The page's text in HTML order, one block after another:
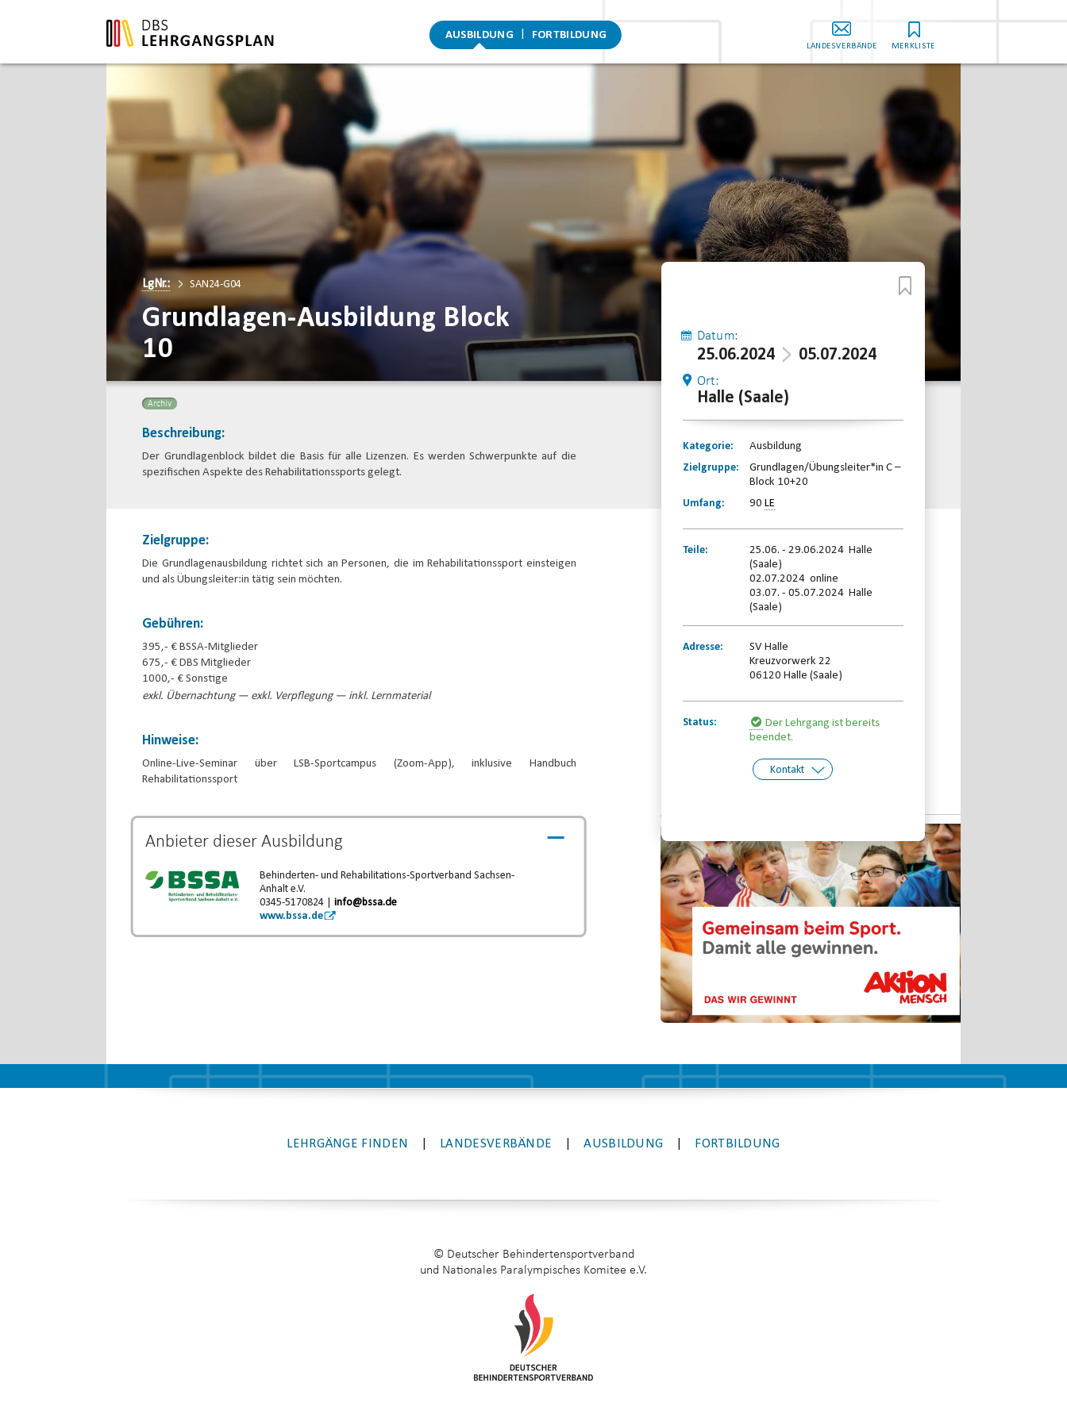
AUSBILDUNG FORTBILDUNG
LANDESVERBÄNDE MERKLISTE
LgNr.: SAN24-G04
Grundlagen-Ausbildung Block
10
Datum:
25.06.2024 05.07.2024
Ort:
Halle (Saale)
Kategorie:
Ausbildung
Zielgruppe:
Grundlagen/Übungsleiter*in C –
Block 10+20
Umfang:
90 LE
Teile:
25.06. - 29.06.2024 Halle
(Saale)
02.07.2024 online
03.07. - 05.07.2024 Halle
(Saale)
Adresse:
SV Halle
Kreuzvorwerk 22
06120 Halle (Saale)
Status:
Der Lehrgang ist bereits
beendet.
Kontakt
Archiv
Beschreibung:
Der Grundlagenblock bildet die Basis für alle Lizenzen. Es werden Schwerpunkte auf die
spezifischen Aspekte des Rehabilitationssports gelegt.
Zielgruppe:
Die Grundlagenausbildung richtet sich an Personen, die im Rehabilitationssport einsteigen
und als Übungsleiter:in tätig sein möchten.
Gebühren:
395,- € BSSA-Mitglieder
675,- € DBS Mitglieder
1000,- € Sonstige
exkl. Übernachtung — exkl. Verpflegung — inkl. Lernmaterial
Hinweise:
Online-Live-Seminar über LSB-Sportcampus (Zoom-App), inklusive Handbuch
Rehabilitationssport
Anbieter dieserAusbildung
Behinderten- und Rehabilitations-Sportverband Sachsen-
Anhalt e.V.
0345-5170824 | info@bssa.de
www.bssa.de
Video-
Player
LEHRGÄNGE FINDEN LANDESVERBÄNDE AUSBILDUNG FORTBILDUNG
© Deutscher Behindertensportverband
und Nationales Paralympisches Komitee e.V.